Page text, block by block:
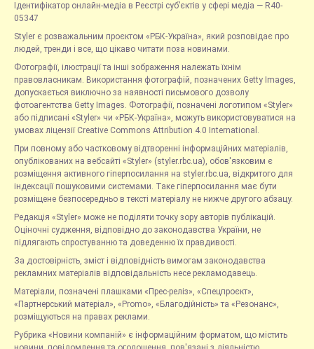
Ідентифікатор онлайн-медіа в Реєстрі суб’єктів у сфері медіа — R40-
05347
Styler є розважальним проєктом «РБК-Україна», який розповідає про
людей, тренди і все, що цікаво читати поза новинами.
Фотографії, ілюстрації та інші зображення належать їхнім
правовласникам. Використання фотографій, позначених Getty Images,
допускається виключно за наявності письмового дозволу
фотоагентства Getty Images. Фотографії, позначені логотипом «Styler»
або підписані «Styler» чи «РБК-Україна», можуть використовуватися на
умовах ліцензії Creative Commons Attribution 4.0 International.
При повному або частковому відтворенні інформаційних матеріалів,
опублікованих на вебсайті «Styler» (styler.rbc.ua), обов'язковим є
розміщення активного гіперпосилання на styler.rbc.ua, відкритого для
індексації пошуковими системами. Таке гіперпосилання має бути
розміщене безпосередньо в тексті матеріалу не нижче другого абзацу.
Редакція «Styler» може не поділяти точку зору авторів публікацій.
Оціночні судження, відповідно до законодавства України, не
підлягають спростуванню та доведенню їх правдивості.
За достовірність, зміст і відповідність вимогам законодавства
рекламних матеріалів відповідальність несе рекламодавець.
Матеріали, позначені плашками «Прес-реліз», «Спецпроєкт»,
«Партнерський матеріал», «Promo», «Благодійність» та «Резонанс»,
розміщуються на правах реклами.
Рубрика «Новини компаній» є інформаційним форматом, що містить